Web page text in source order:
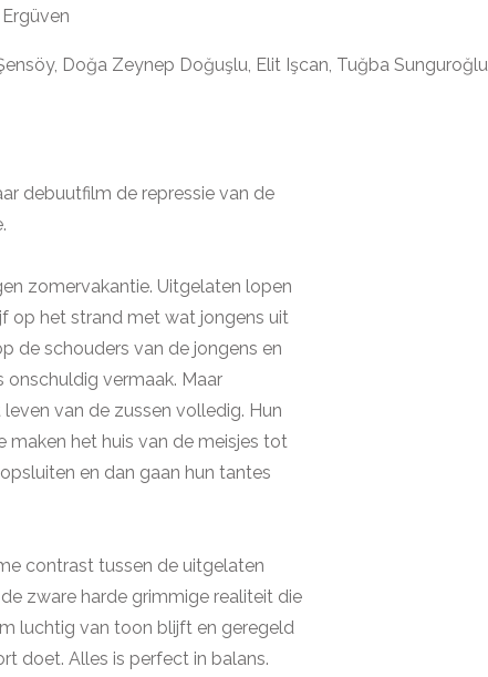
Doğa Zeynep Doğuşlu, Elit Işcan, Tuğba
debuutfilm de repressie van de
zomervakantie. Uitgelaten lopen
op het strand met wat jongens uit
de schouders van de jongens en
onschuldig vermaak. Maar
van de zussen volledig. Hun
maken het huis van de meisjes tot
en dan gaan hun tantes
contrast tussen de uitgelaten
zware harde grimmige realiteit die
luchtig van toon blijft en geregeld
doet. Alles is perfect in balans.